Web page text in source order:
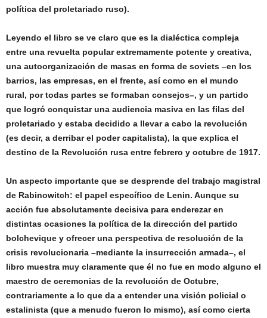
política del proletariado ruso).
Leyendo el libro se ve claro que es la dialéctica compleja
entre una revuelta popular extremamente potente y creativa,
una autoorganización de masas en forma de soviets –en los
barrios, las empresas, en el frente, así como en el mundo
rural, por todas partes se formaban consejos–, y un partido
que logró conquistar una audiencia masiva en las filas del
proletariado y estaba decidido a llevar a cabo la revolución
(es decir, a derribar el poder capitalista), la que explica el
destino de la Revolución rusa entre febrero y octubre de 1917.
Un aspecto importante que se desprende del trabajo magistral
de Rabinowitch: el papel específico de Lenin. Aunque su
acción fue absolutamente decisiva para enderezar en
distintas ocasiones la política de la dirección del partido
bolchevique y ofrecer una perspectiva de resolución de la
crisis revolucionaria –mediante la insurrección armada–, el
libro muestra muy claramente que él no fue en modo alguno el
maestro de ceremonias de la revolución de Octubre,
contrariamente a lo que da a entender una visión policial o
estalinista (que a menudo fueron lo mismo), así como cierta